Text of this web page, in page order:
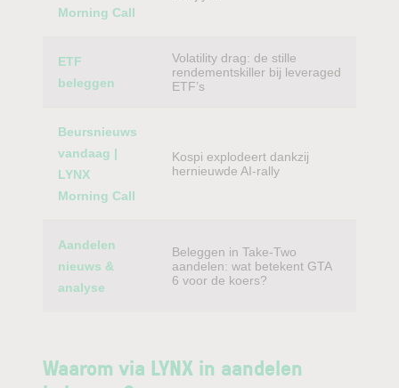
Morning Call
ETF
beleggen
Volatility drag: de stille
rendementskiller bij leveraged
ETF’s
Beursnieuws
vandaag |
LYNX
Morning Call
Kospi explodeert dankzij
hernieuwde AI-rally
Aandelen
nieuws &
analyse
Beleggen in Take-Two
aandelen: wat betekent GTA
6 voor de koers?
Waarom via LYNX in aandelen